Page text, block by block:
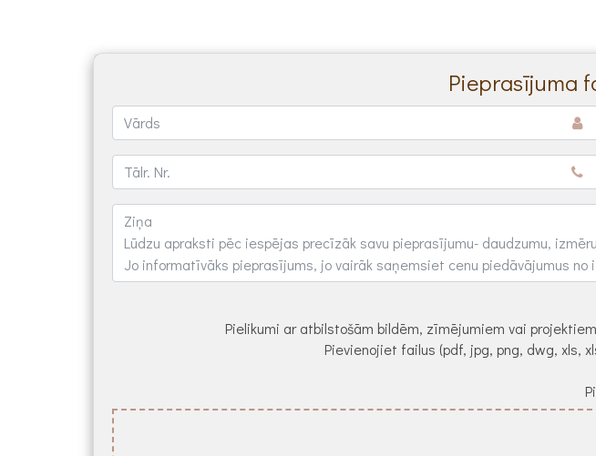
Pieprasījuma
Pielikumi ar atbilstošām bildēm, zīmējumiem vai
Pievienojiet failus (pdf, jpg, png, dwg, xls,